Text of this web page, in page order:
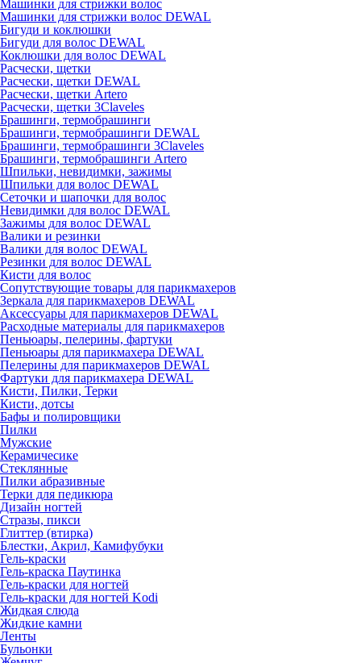
Машинки для стрижки волос
Машинки для стрижки волос DEWAL
Бигуди и коклюшки
Бигуди для волос DEWAL
Коклюшки для волос DEWAL
Расчески, щетки
Расчески, щетки DEWAL
Расчески, щетки Artero
Расчески, щетки 3Claveles
Брашинги, термобрашинги
Брашинги, термобрашинги DEWAL
Брашинги, термобрашинги 3Claveles
Брашинги, термобрашинги Artero
Шпильки, невидимки, зажимы
Шпильки для волос DEWAL
Сеточки и шапочки для волос
Невидимки для волос DEWAL
Зажимы для волос DEWAL
Валики и резинки
Валики для волос DEWAL
Резинки для волос DEWAL
Кисти для волос
Сопутствующие товары для парикмахеров
Зеркала для парикмахеров DEWAL
Аксессуары для парикмахеров DEWAL
Расходные материалы для парикмахеров
Пеньюары, пелерины, фартуки
Пеньюары для парикмахера DEWAL
Пелерины для парикмахеров DEWAL
Фартуки для парикмахера DEWAL
Кисти, Пилки, Терки
Кисти, дотсы
Бафы и полировщики
Пилки
Мужские
Керамичесике
Стеклянные
Пилки абразивные
Терки для педикюра
Дизайн ногтей
Стразы, пикси
Глиттер (втирка)
Блестки, Акрил, Камифубуки
Гель-краски
Гель-краска Паутинка
Гель-краски для ногтей
Гель-краски для ногтей Kodi
Жидкая слюда
Жидкие камни
Ленты
Бульонки